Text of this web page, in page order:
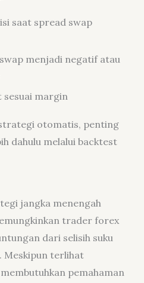
saat spread swap
menjadi negatif atau
sesuai margin
otomatis, penting
dahulu melalui backtest
jangka menengah
trader forex
dari selisih suku
Meskipun terlihat
pemahaman